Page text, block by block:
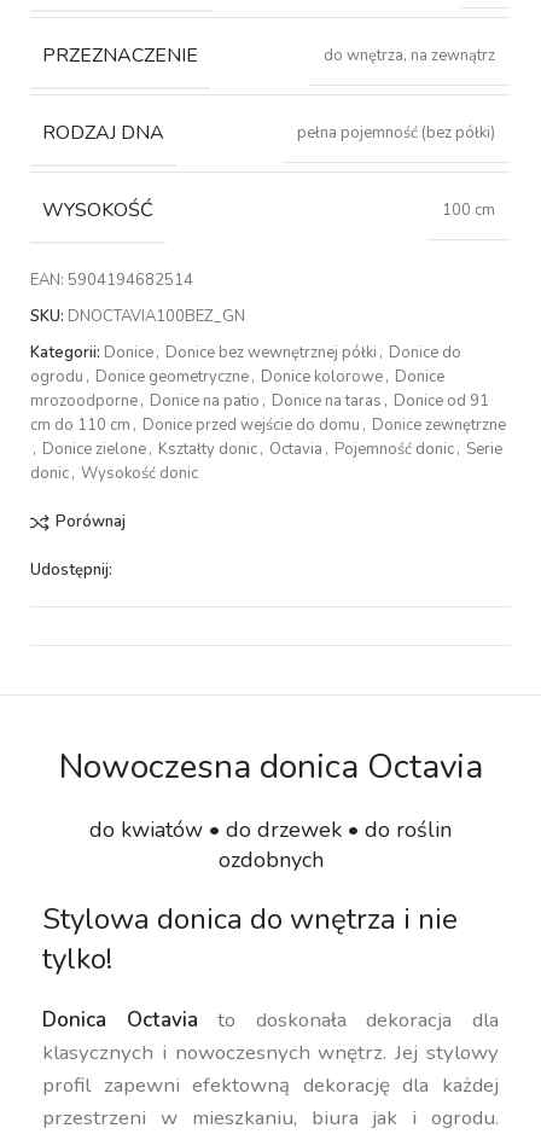
PRZEZNACZENIE do wnętrza, na zewnątrz
RODZAJ DNA pełna pojemność (bez półki)
WYSOKOŚĆ 100 cm
EAN: 5904194682514
SKU: DNOCTAVIA100BEZ_GN
Kategorii: Donice, Donice bez wewnętrznej półki , Donice do
ogrodu , Donice geometryczne, Donice kolorowe, Donice
mrozoodporne, Donice na patio , Donice na taras , Donice od 91
cm do 110 cm , Donice przed wejście do domu , Donice zewnętrzne
, Donice zielone, Kształty donic, Octavia , Pojemność donic, Serie
donic, Wysokość donic
Porównaj
Udostępnij:
Nowoczesna donica Octavia
do kwiatów • do drzewek • do roślin
ozdobnych
Stylowa donica do wnętrza i nie
tylko!
Donica Octaviato doskonała dekoracja dla
klasycznych i nowoczesnych wnętrz. Jej stylowy
profil zapewni efektowną dekorację dla każdej
przestrzeni w mieszkaniu, biura jak i ogrodu.